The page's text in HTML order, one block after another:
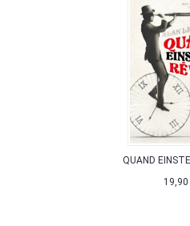
QUAND
19,90